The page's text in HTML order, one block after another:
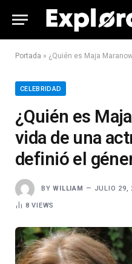
Portada » ¿Quién es Maja Maranow? La
CELEBRIDAD
¿Quién es
vida de una
definió el
BY WILLIAM JULIO 29,
8VIEWS